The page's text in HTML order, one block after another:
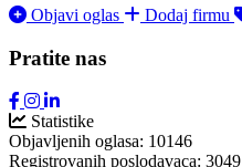
Objavi oglas Dodaj firmu
Pratite nas
Statistike
Objavljenih oglasa: 10146
Registrovanih poslodavaca: 3049